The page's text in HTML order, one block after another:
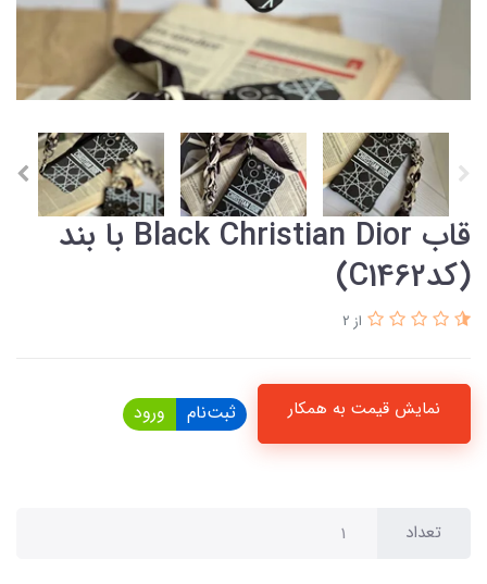
قاب Black Christian Dior با بند
(کدC1462)
از 2
نمایش قیمت به همکار ثبت‌نام ورود
تعداد